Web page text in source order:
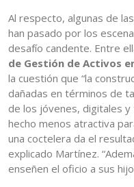
Al respecto, algunas de
han pasado por los
desafío candente. Entre
de Gestión de Activos
la cuestión que “la
dañadas en términos de
de los jóvenes, digitales
hecho menos atractiva
una coctelera da el
explicado Martínez.
enseñen el oficio a sus